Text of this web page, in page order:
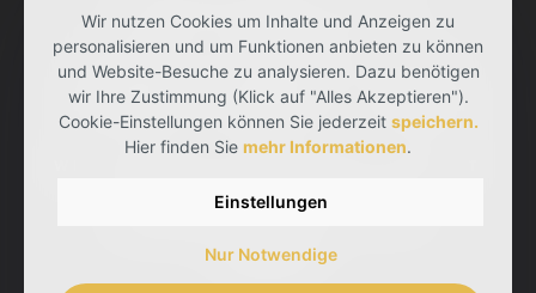
Wir nutzen Cookies um Inhalte und Anzeigen zu
personalisieren und um Funktionen anbieten zu können
und Website-Besuche zu analysieren. Dazu benötigen
wir Ihre Zustimmung (Klick auf "Alles Akzeptieren").
Cookie-Einstellungen können Sie jederzeit speichern.
Hier finden Sie mehr Informationen.
Einstellungen
Nur Notwendige